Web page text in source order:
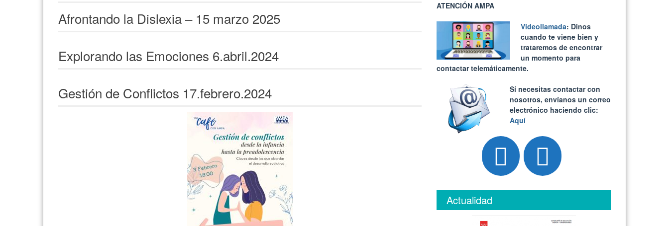
Afrontando la Dislexia – 15 marzo 2025
Explorando las Emociones 6.abril.2024
Gestión de Conflictos 17.febrero.2024
ATENCIÓN AMPA
Videollamada: Dinos
cuando te viene bien y
trataremos de encontrar
un momento para
contactar telemáticamente.
Sí necesitas contactar con
nosotros, envíanos un correo
electrónico haciendo clic:
Aquí
Actualidad